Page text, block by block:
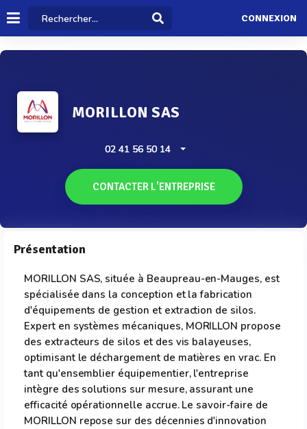
CONNEXION
MORILLON SAS
02 41 56 50 14
CONTACTER L'ENTREPRISE
Présentation
MORILLON SAS, située à Beaupreau-en-Mauges, est
spécialisée dans la conception et la fabrication
d'équipements de gestion et extraction de silos.
Expert en systèmes mécaniques, MORILLON propose
des extracteurs de silos et des vis balayeuses,
optimisant le déchargement de matières en vrac. En
tant qu'ensemblier équipementier, l'entreprise
intègre des solutions sur mesure, assurant une
efficacité opérationnelle accrue. Le savoir-faire de
MORILLON repose sur des décennies d'innovation